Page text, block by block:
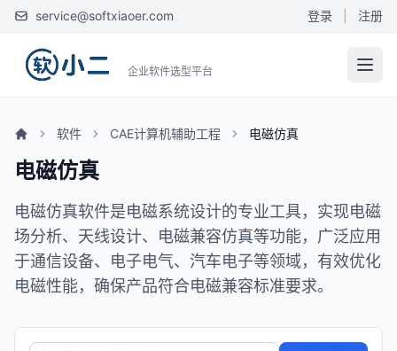
service@softxiaoer.com 登录 注册
企业软件选型平台
软件 CAE计算机辅助工程 电磁仿真
电磁仿真
电磁仿真软件是电磁系统设计的专业工具，实现电磁
场分析、天线设计、电磁兼容仿真等功能，广泛应用
于通信设备、电子电气、汽车电子等领域，有效优化
电磁性能，确保产品符合电磁兼容标准要求。